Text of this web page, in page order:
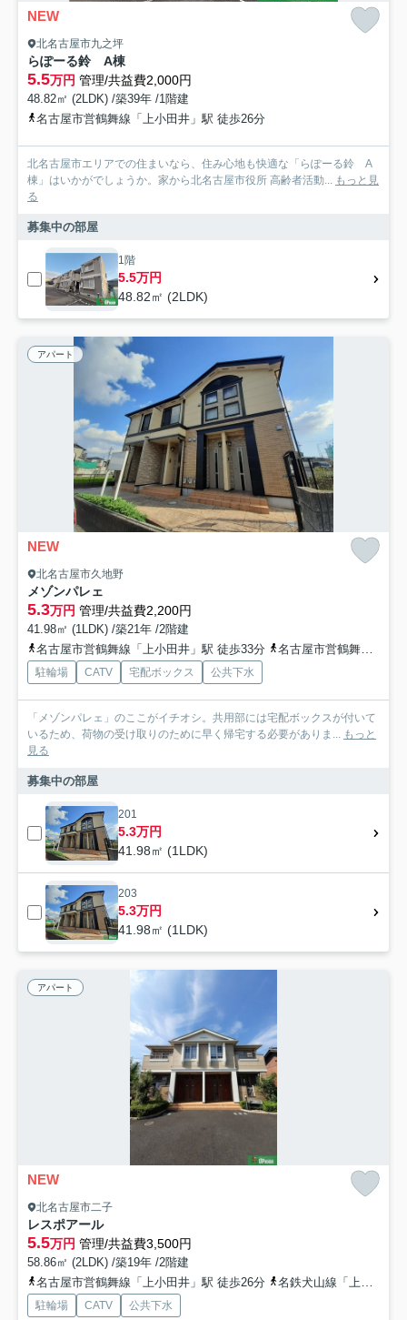
NEW
北名古屋市九之坪
らぽーる鈴 A棟
5.5万円 管理/共益費2,000円
48.82㎡ (2LDK) /築39年 /1階建
名古屋市営鶴舞線「上小田井」駅 徒歩26分
北名古屋市エリアでの住まいなら、住み心地も快適な「らぽーる鈴 A
棟」はいかがでしょうか。家から北名古屋市役所 高齢者活動... もっと見
る
募集中の部屋
1階
5.5万円
48.82㎡ (2LDK)
アパート
NEW
北名古屋市久地野
メゾンパレェ
5.3万円 管理/共益費2,200円
41.98㎡ (1LDK) /築21年 /2階建
名古屋市営鶴舞線「上小田井」駅 徒歩33分
名古屋市営鶴舞線「庄内緑地公園」駅 徒歩35分
駐輪場 CATV 宅配ボックス 公共下水
「メゾンパレェ」のここがイチオシ。共用部には宅配ボックスが付いて
いるため、荷物の受け取りのために早く帰宅する必要がありま... もっと
見る
募集中の部屋
201
5.3万円
41.98㎡ (1LDK)
203
5.3万円
41.98㎡ (1LDK)
アパート
NEW
北名古屋市二子
レスポアール
5.5万円 管理/共益費3,500円
58.86㎡ (2LDK) /築19年 /2階建
名古屋市営鶴舞線「上小田井」駅 徒歩26分
名鉄犬山線「上小田井」駅 徒歩26分
駐輪場 CATV 公共下水